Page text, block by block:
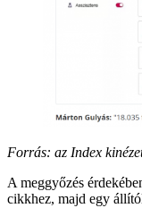
Forrás: az Index
A meggyőzés
cikkhez, majd egy